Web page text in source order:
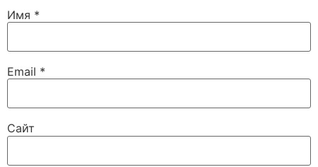
Имя *
Email *
Сайт